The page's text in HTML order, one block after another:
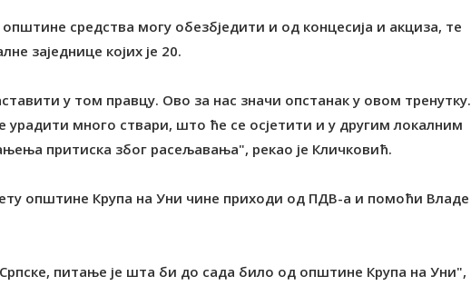
средства могу обезбједити и од концесија и акциза, те
заједнице којих је 20.
у том правцу. Ово за нас значи опстанак у овом тренутку.
урадити много ствари, што ће се осјетити и у другим локалним
притиска због расељавања", рекао је Кличковић.
општине Крупа на Уни чине приходи од ПДВ-а и помоћи Владе
питање је шта би до сада било од општине Крупа на Уни",